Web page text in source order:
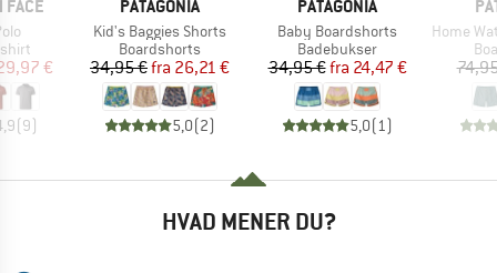
FACE
pris
€
(9)
MÆRKE
PATAGONIA
Artikel
Kid's Baggies Shorts
Produktgruppe
Boardshorts
Pris
34,95 € Nedsat pris
fra 26,21 €
5,0(2)
MÆRKE
PATAGONIA
Artikel
Baby Boardshorts
Produktgruppe
Badebukser
Pris
34,95 € Nedsat pris
fra 24,47 €
5,0(1)
Artikel
Home
HVAD MENER DU?